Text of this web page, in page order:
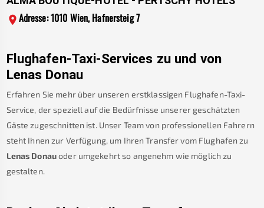
Adresse: 1010 Wien, Hafnersteig 7
Flughafen-Taxi-Services zu und von
Lenas Donau
Erfahren Sie mehr über unseren erstklassigen Flughafen-Taxi-
Service, der speziell auf die Bedürfnisse unserer geschätzten
Gäste zugeschnitten ist. Unser Team von professionellen Fahrern
steht Ihnen zur Verfügung, um Ihren Transfer vom Flughafen zu
Lenas Donauoder umgekehrt so angenehm wie möglich zu
gestalten.